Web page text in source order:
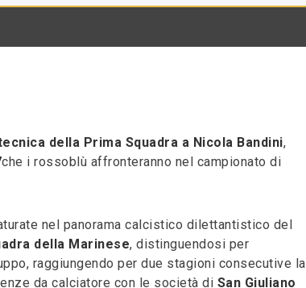
della Prima Squadra a Nicola Bandini,
che i rossoblù affronteranno nel campionato di
nel panorama calcistico dilettantistico del
della Marinese, distinguendosi per
raggiungendo per due stagioni consecutive la
da calciatore con le società di San Giuliano